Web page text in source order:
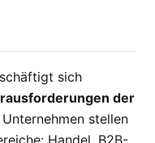
sich
der
stellen